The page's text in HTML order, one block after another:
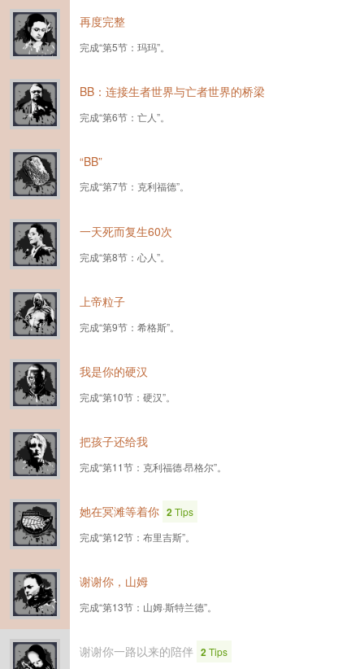
再度完整
完成“第5节：玛玛”。
BB：连接生者世界与亡者世界的桥梁
完成“第6节：亡人”。
“BB”
完成“第7节：克利福德”。
一天死而复生60次
完成“第8节：心人”。
上帝粒子
完成“第9节：希格斯”。
我是你的硬汉
完成“第10节：硬汉”。
把孩子还给我
完成“第11节：克利福德·昂格尔”。
她在冥滩等着你 2Tips
完成“第12节：布里吉斯”。
谢谢你，山姆
完成“第13节：山姆·斯特兰德”。
谢谢你一路以来的陪伴 2Tips